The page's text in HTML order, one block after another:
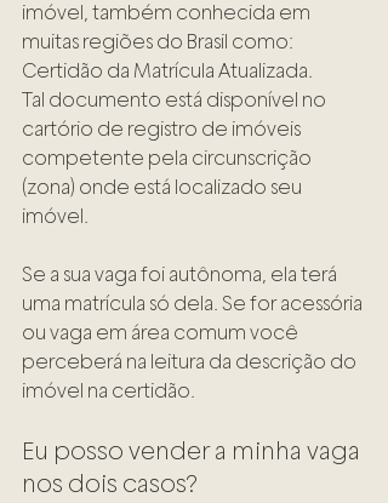
imóvel, também conhecida em
muitas regiões do Brasil como:
Certidão da Matrícula Atualizada.
Tal documento está disponível no
cartório de registro de imóveis
competente pela circunscrição
(zona) onde está localizado seu
imóvel.
Se a sua vaga foi autônoma, ela terá
uma matrícula só dela. Se for acessória
ou vaga em área comum você
perceberá na leitura da descrição do
imóvel na certidão.
Eu posso vender a minha vaga
nos dois casos?